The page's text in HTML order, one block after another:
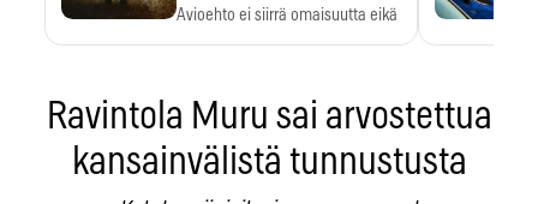
Avioehto ei siirrä omaisuutta eikä
Ravintola Muru sai arvostettua
kansainvälistä tunnustusta